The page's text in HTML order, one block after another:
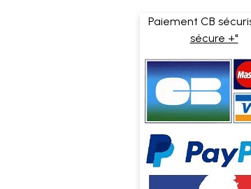
Paiement CB
sécure +"